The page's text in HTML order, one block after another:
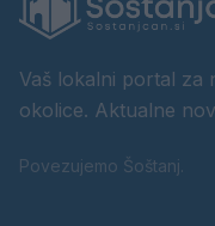
Vaš lokalni portal za
okolice. Aktualne
Povezujemo Šoštanj.